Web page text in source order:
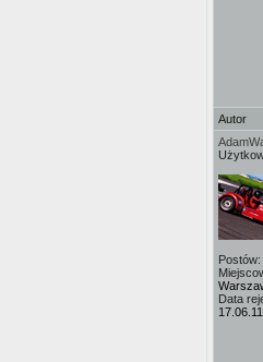
Autor
Postów:
Data
17.06.11